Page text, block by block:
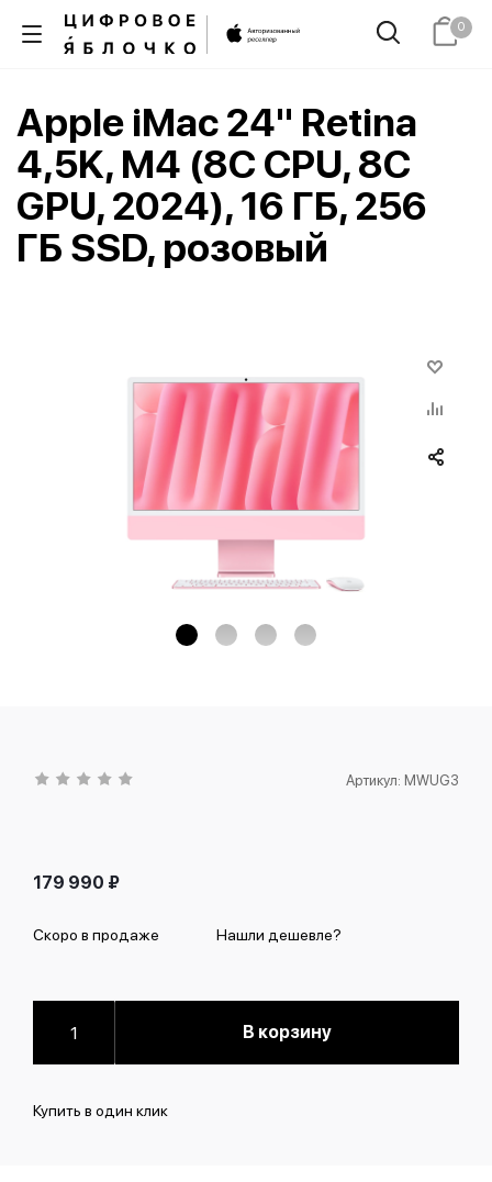
0
Apple iMac 24" Retina
4,5K, M4 (8C CPU, 8C
GPU, 2024), 16 ГБ, 256
ГБ SSD, розовый
Артикул: MWUG3
179 990 ₽
Скоро в продаже Нашли дешевле?
В корзину
Купить в один клик